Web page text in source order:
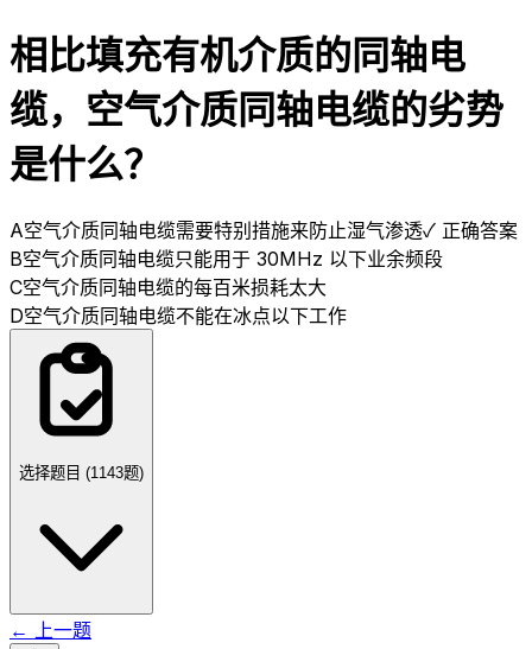
相比填充有机介质的同轴电
缆，空气介质同轴电缆的劣势
是什么？
A空气介质同轴电缆需要特别措施来防止湿气渗透✓ 正确答案
B空气介质同轴电缆只能用于 30MHz 以下业余频段
C空气介质同轴电缆的每百米损耗太大
D空气介质同轴电缆不能在冰点以下工作
选择题目 (1143题)
← 上一题